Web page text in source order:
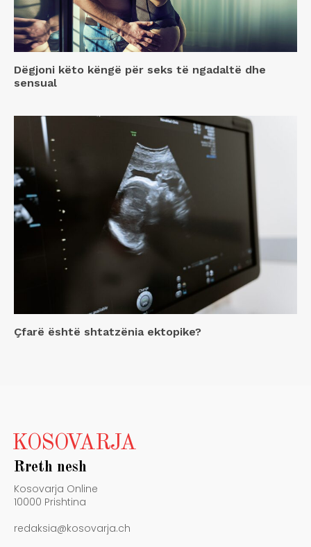
Dëgjoni këto këngë për seks të ngadaltë dhe
sensual
Çfarë është shtatzënia ektopike?
KOSOVARJA
Rreth nesh
Kosovarja Online
10000 Prishtina
redaksia@kosovarja.ch